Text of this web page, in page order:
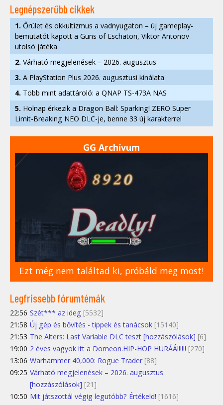
Legnépszerűbb cikkek
1. Őrület és okkultizmus a vadnyugaton – új gameplay-
bemutatót kapott a Guns of Eschaton, Viktor Antonov
utolsó játéka
2. Várható megjelenések – 2026. augusztus
3. A PlayStation Plus 2026. augusztusi kínálata
4. Több mint adattároló: a QNAP TS-473A NAS
5. Holnap érkezik a Dragon Ball: Sparking! ZERO Super
Limit-Breaking NEO DLC-je, benne 33 új karakterrel
GG Archívum
Ezt még nem találtad ki, próbáld meg most!
Legfrissebb fórumtémák
22:56 Szét*** az ideg [5532]
21:58 Új gép és bővítés - tippek és tanácsok [15140]
21:53 The Alters: Last Variable DLC teszt [hozzászólások] [6]
19:00 2 éves vagyok itt a Domeon.HIP-HOP HURÁÁ!!!!!! [270]
13:06 Warhammer 40,000: Rogue Trader [88]
09:25 Várható megjelenések – 2026. augusztus
[hozzászólások] [21]
10:50 Mit játszottál végig legutóbb? Értékeld! [1616]